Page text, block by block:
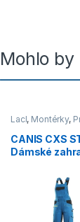
Mohlo
Lacl, Montérky,
CANIS CXS
Dámské